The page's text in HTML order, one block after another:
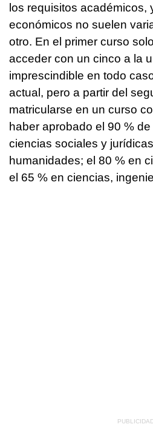
los requisitos académicos,
económicos no suelen
otro. En el primer curso
acceder con un cinco a la
imprescindible en todo
actual, pero a partir del
matricularse en un curso
haber aprobado el 90 %
ciencias sociales y
humanidades; el 80 % en
el 65 % en ciencias,